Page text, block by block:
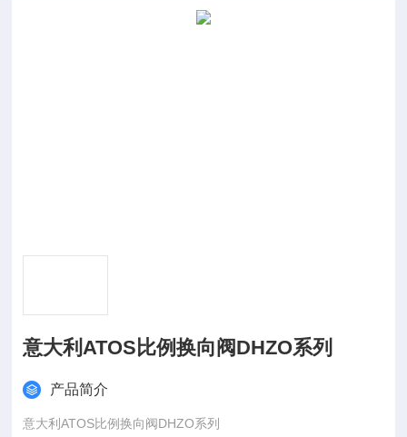
意大利ATOS比例换向阀DHZO系列
产品简介
意大利ATOS比例换向阀DHZO系列